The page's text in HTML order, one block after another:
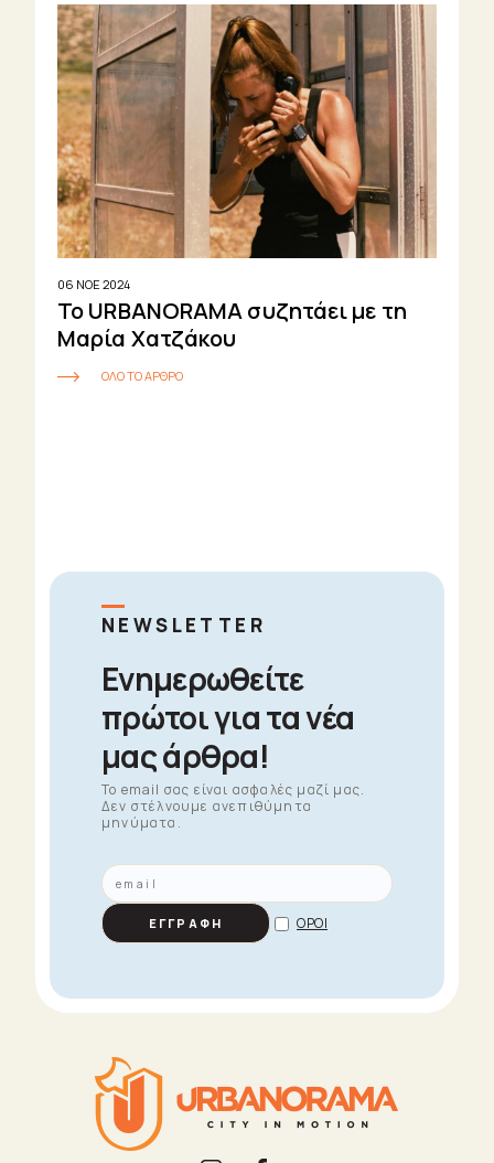
06 ΝΟΕ 2024
Το URBANORAMA συζητάει με τη
Μαρία Χατζάκου
ΟΛΟ ΤΟ ΑΡΘΡΟ
NEWSLETTER
Ενημερωθείτε
πρώτοι για τα νέα
μας άρθρα!
To email σας είναι ασφαλές μαζί μας.
Δεν στέλνουμε ανεπιθύμητα
μηνύματα.
ΕΓΓΡΑΦΗ ΟΡΟΙ